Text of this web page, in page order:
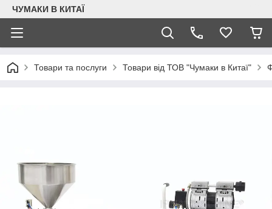
ЧУМАКИ В КИТАЇ
Товари та послуги Товари від ТОВ "Чумаки в Китаї"